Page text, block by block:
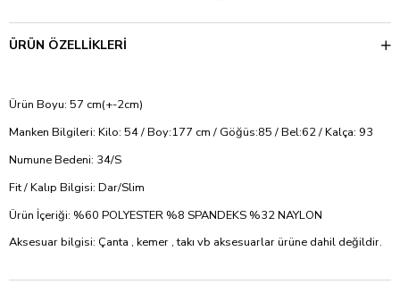
ÜRÜN ÖZELLIKLERI
Ürün Boyu: 57 cm(+-2cm)
Manken Bilgileri: Kilo: 54 / Boy:177 cm / Göğüs:85 / Bel:62 / Kalça: 93
Numune Bedeni: 34/S
Fit / Kalıp Bilgisi: Dar/Slim
Ürün İçeriği: %60 POLYESTER %8 SPANDEKS %32 NAYLON
Aksesuar bilgisi: Çanta , kemer , takı vb aksesuarlar ürüne dahil değildir.